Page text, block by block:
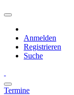
Anmelden
Registrieren
Suche
Termine